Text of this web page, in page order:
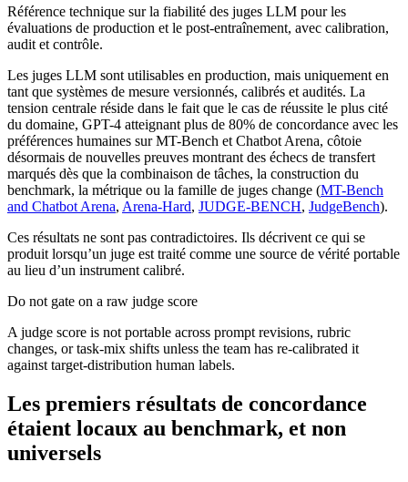
Référence technique sur la fiabilité des juges LLM pour les
évaluations de production et le post-entraînement, avec calibration,
audit et contrôle.
Les juges LLM sont utilisables en production, mais uniquement en
tant que systèmes de mesure versionnés, calibrés et audités. La
tension centrale réside dans le fait que le cas de réussite le plus cité
du domaine, GPT-4 atteignant plus de 80% de concordance avec les
préférences humaines sur MT-Bench et Chatbot Arena, côtoie
désormais de nouvelles preuves montrant des échecs de transfert
marqués dès que la combinaison de tâches, la construction du
benchmark, la métrique ou la famille de juges change (MT-Bench
and Chatbot Arena, Arena-Hard, JUDGE-BENCH, JudgeBench).
Ces résultats ne sont pas contradictoires. Ils décrivent ce qui se
produit lorsqu’un juge est traité comme une source de vérité portable
au lieu d’un instrument calibré.
Do not gate on a raw judge score
A judge score is not portable across prompt revisions, rubric
changes, or task-mix shifts unless the team has re-calibrated it
against target-distribution human labels.
Les premiers résultats de concordance
étaient locaux au benchmark, et non
universels